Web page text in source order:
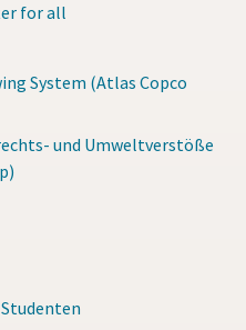
for all
System (Atlas Copco
und Umweltverstöße